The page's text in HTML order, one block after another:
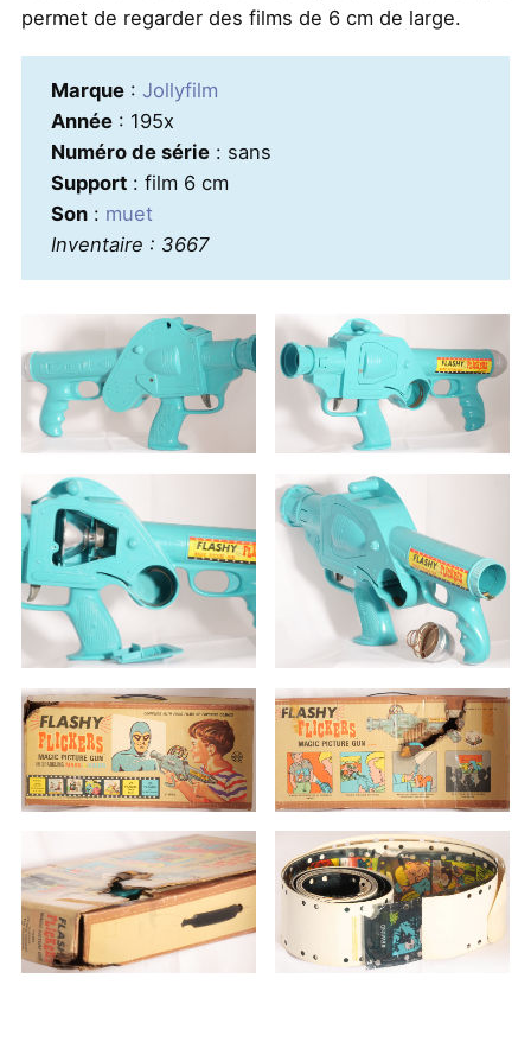
permet de regarder des films de 6 cm de large.
Marque: Jollyfilm
Année: 195x
Numéro de série: sans
Support: film 6 cm
Son: muet
Inventaire : 3667